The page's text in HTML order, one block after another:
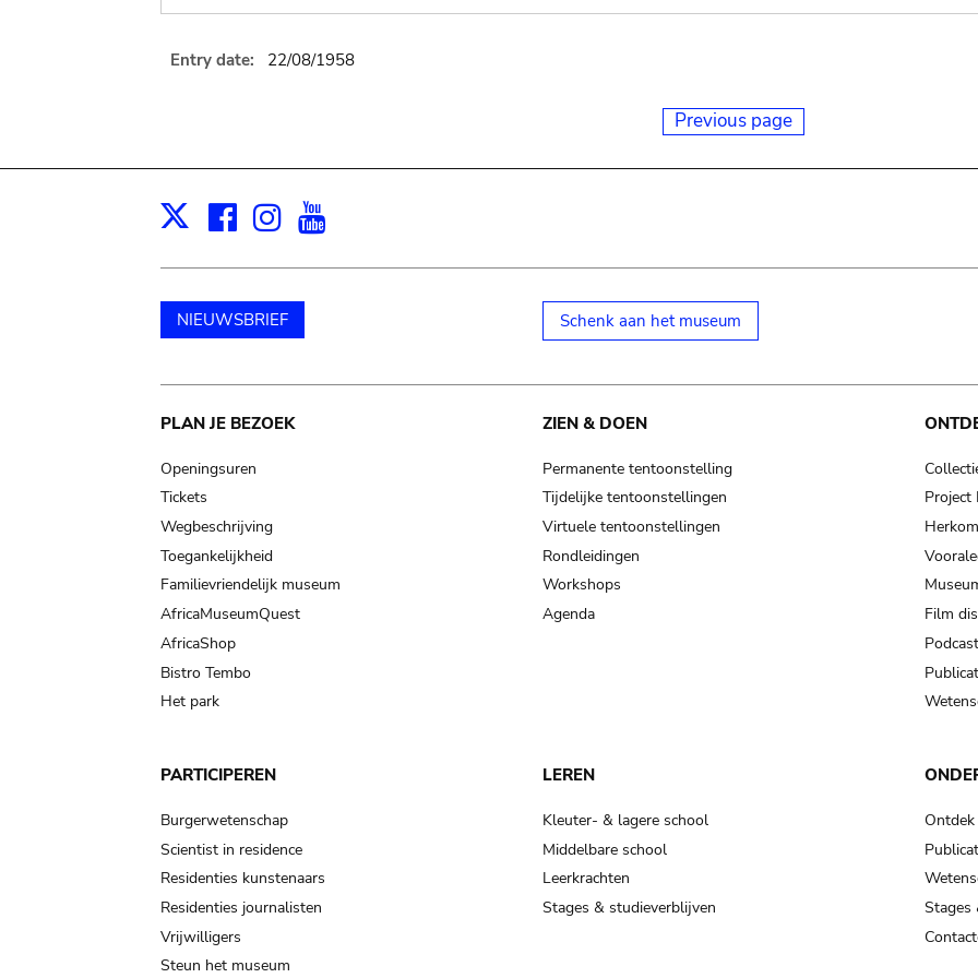
Entry date: 22/08/1958
Previous page
X Facebook
Instagram
NIEUWSBRIEF Schenk aan het museum
Main
navigation
PLAN JE BEZOEK
Openingsuren
Tickets
Wegbeschrijving
Toegankelijkheid
Familievriendelijk museum
AfricaMuseumQuest
AfricaShop
Bistro Tembo
Het park
ZIEN & DOEN
Permanente tentoonstelling
Tijdelijke tentoonstellingen
Virtuele tentoonstellingen
Rondleidingen
Workshops
Agenda
Project
Film
PARTICIPEREN
Burgerwetenschap
Scientist in residence
Residenties kunstenaars
Residenties journalisten
Vrijwilligers
Steun het museum
LEREN
Kleuter- & lagere school
Middelbare school
Leerkrachten
Stages & studieverblijven
Stages